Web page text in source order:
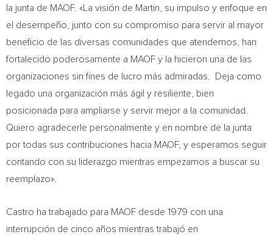
la junta de MAOF. «La visión de Martin, su impulso y enfoque en
el desempeño, junto con su compromiso para servir al mayor
beneficio de las diversas comunidades que atendemos, han
fortalecido poderosamente a MAOF y la hicieron una de las
organizaciones sin fines de lucro más admiradas. Deja como
legado una organización más ágil y resiliente, bien
posicionada para ampliarse y servir mejor a la comunidad.
Quiero agradecerle personalmente y en nombre de la junta
por todas sus contribuciones hacia MAOF, y esperamos seguir
contando con su liderazgo mientras empezamos a buscar su
reemplazo».
Castro ha trabajado para MAOF desde 1979 con una
interrupción de cinco años mientras trabajó en